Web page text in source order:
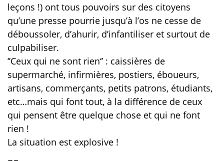
leçons !) ont tous pouvoirs sur des citoyens
qu’une presse pourrie jusqu’à l’os ne cesse de
déboussoler, d’ahurir, d’infantiliser et surtout de
culpabiliser.
‘’Ceux qui ne sont rien‘’ : caissières de
supermarché, infirmières, postiers, éboueurs,
artisans, commerçants, petits patrons, étudiants,
etc…mais qui font tout, à la différence de ceux
qui pensent être quelque chose et qui ne font
rien !
La situation est explosive !